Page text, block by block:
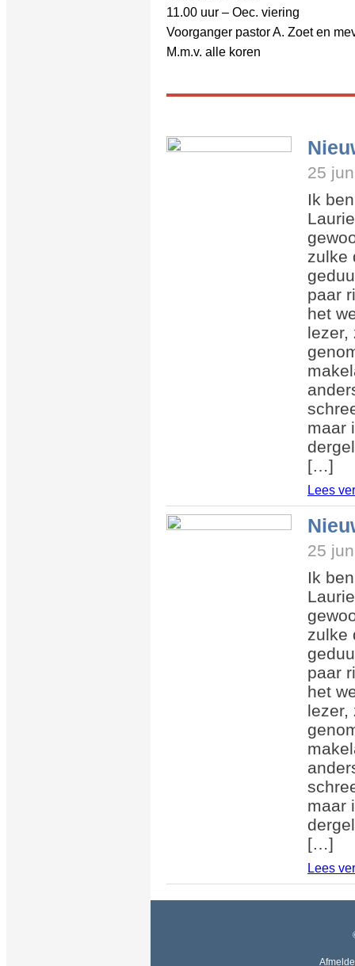
11.00 uur – Oec. viering
Voorganger pastor A. Zoet en
M.m.v. alle koren
25
Ik
zulke
paar
het
lezer,
maar
[…]
Lees
25
Ik
zulke
paar
het
lezer,
maar
[…]
Lees